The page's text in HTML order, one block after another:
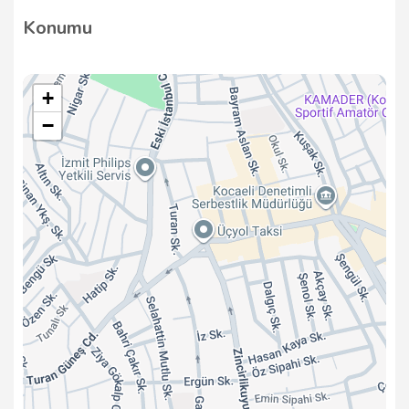
Cumhuriyet Cd. No:158 K:1, 41050 İzmit/Kocaeli
Konumu
+
−